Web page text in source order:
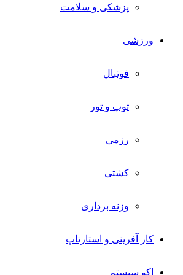
پزشکی و سلامت
ورزشی
فوتبال
توپ و تور
رزمی
کشتی
وزنه برداری
کار آفرینی و استارتاپ
اکو سیستم